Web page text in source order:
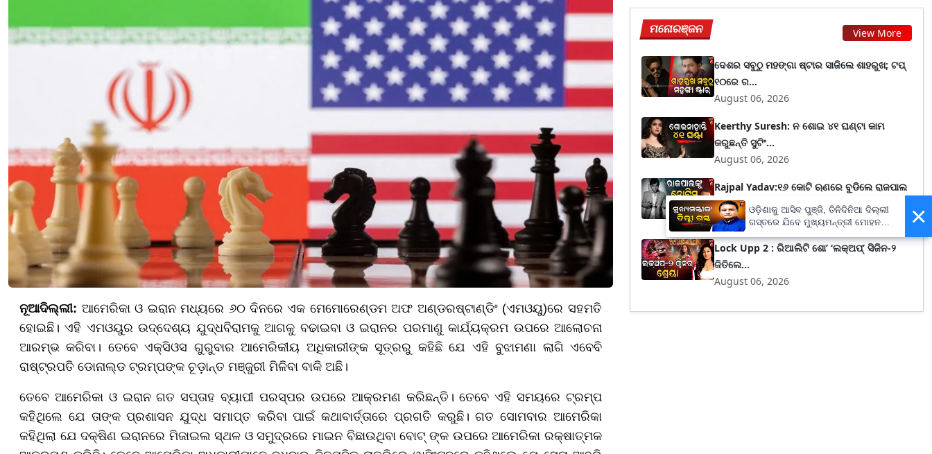
ନୂଆଦିଲ୍ଲୀ: ଆମେରିକା ଓ ଇରାନ ମଧ୍ୟରେ ୬୦ ଦିନରେ ଏକ ମେମୋରେଣ୍ଡମ ଅଫ ଅଣ୍ଡରଷ୍ଟାଣ୍ଡିଂ (ଏମଓୟୁ)ରେ ସହମତି
ହୋଇଛି। ଏହି ଏମଓୟୁର ଉଦ୍ଦେଶ୍ୟ ଯୁଦ୍ଧବିରାମକୁ ଆଗକୁ ବଢାଇବା ଓ ଇରାନର ପରମାଣୁ କାର୍ଯ୍ୟକ୍ରମ ଉପରେ ଆଲୋଚନା
ଆରମ୍ଭ କରିବା। ତେବେ ଏକ୍ସିଓସ ଗୁରୁବାର ଆମେରିକୀୟ ଅଧିକାରୀଙ୍କ ସୂତ୍ରରୁ କହିଛି ଯେ ଏହି ବୁଝାମଣା ଲାଗି ଏବେବି
ରାଷ୍ଟ୍ରପତି ଡୋନାଲ୍ଡ ଟ୍ରମ୍ପଙ୍କ ଚୂଡ଼ାନ୍ତ ମଞ୍ଜୁରୀ ମିଳିବା ବାକି ଅଛି।
ତେବେ ଆମେରିକା ଓ ଇରାନ ଗତ ସପ୍ତାହ ବ୍ୟାପୀ ପରସ୍ପର ଉପରେ ଆକ୍ରମଣ କରିଛନ୍ତି। ତେବେ ଏହି ସମୟରେ ଟ୍ରମ୍ପ
କହିଥିଲେ ଯେ ତାଙ୍କ ପ୍ରଶାସନ ଯୁଦ୍ଧ ସମାପ୍ତ କରିବା ପାଇଁ କଥାବାର୍ତ୍ତାରେ ପ୍ରଗତି କରୁଛି। ଗତ ସୋମବାର ଆମେରିକା
କହିଥିଲା ଯେ ଦକ୍ଷିଣ ଇରାନରେ ମିଜାଇଲ ସ୍ଥଳ ଓ ସମୁଦ୍ରରେ ମାଇନ ବିଛାଉଥିବା ବୋଟ୍ ଙ୍କ ଉପରେ ଆମେରିକା ରକ୍ଷାତ୍ମକ
ମନୋରଞ୍ଜନ View More
ଦେଶର ସବୁଠୁ ମହଙ୍ଗା ଷ୍ଟାର ସାଜିଲେ ଶାହରୁଖ; ଟପ୍‌
୧୦ରେ ର...
August 06, 2026
Keerthy Suresh: ନ ଶୋଇ ୪୧ ଘଣ୍ଟା କାମ
କରୁଛନ୍ତି ସୁଟିଂ...
August 06, 2026
Rajpal Yadav:୧୬ କୋଟି ଋଣରେ ବୁଡିଲେ ରାଜପାଲ
ଯାଦବ, ବ୍ୟ...
August 06, 2026
Lock Upp 2 : ରିଆଲିଟି ଶୋ’ ‘ଲକ୍‌ଅପ୍’ ସିଜିନ-୨
ଜିତିଲେ...
August 06, 2026
×
ଓଡ଼ିଶାକୁ ଆସିବ ପୁଞ୍ଜି, ତିନିଦିନିଆ ଦିଲ୍ଲୀ
ଗସ୍ତରେ ଯିବେ ମୁଖ୍ୟମନ୍ତ୍ରୀ ମୋହନ